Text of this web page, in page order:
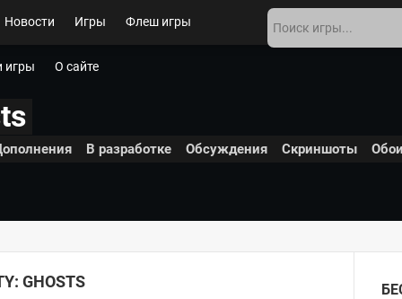
Новости Игры Флеш игры
игры О сайте
В разработке Обсуждения Скриншоты
GHOSTS